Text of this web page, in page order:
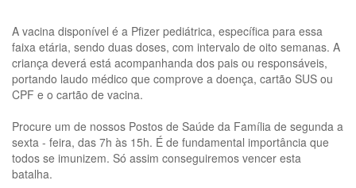
A vacina disponível é a Pfizer pediátrica, específica para essa
faixa etária, sendo duas doses, com intervalo de oito semanas. A
criança deverá está acompanhanda dos pais ou responsáveis,
portando laudo médico que comprove a doença, cartão SUS ou
CPF e o cartão de vacina.
Procure um de nossos Postos de Saúde da Família de segunda a
sexta - feira, das 7h às 15h. É de fundamental importância que
todos se imunizem. Só assim conseguiremos vencer esta
batalha.